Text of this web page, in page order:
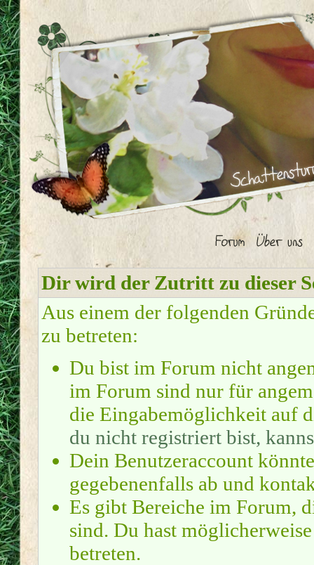
Dir wird der Zutritt zu dieser
Aus einem der folgenden
zu betreten:
Du bist im Forum nicht
im Forum sind nur für
die Eingabemöglichkeit auf
du nicht registriert bist,
Dein Benutzeraccount
gegebenenfalls ab und
Es gibt Bereiche im Forum,
sind. Du hast
betreten.